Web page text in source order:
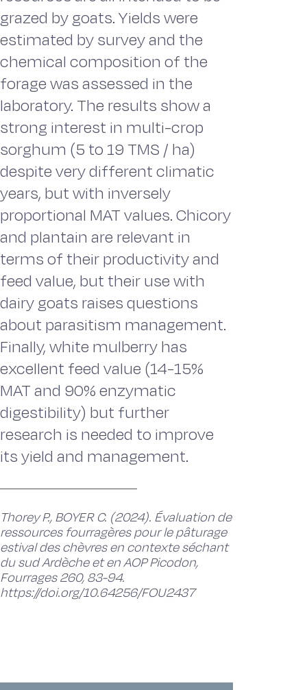
grazed by goats. Yields were
estimated by survey and the
chemical composition of the
forage was assessed in the
laboratory. The results show a
strong interest in multi-crop
sorghum (5 to 19 TMS / ha)
despite very different climatic
years, but with inversely
proportional MAT values. Chicory
and plantain are relevant in
terms of their productivity and
feed value, but their use with
dairy goats raises questions
about parasitism management.
Finally, white mulberry has
excellent feed value (14-15%
MAT and 90% enzymatic
digestibility) but further
research is needed to improve
its yield and management.
Thorey P., BOYER C. (2024). Évaluation de
ressources fourragères pour le pâturage
estival des chèvres en contexte séchant
du sud Ardèche et en AOP Picodon,
Fourrages 260, 83-94.
https://doi.org/10.64256/FOU2437